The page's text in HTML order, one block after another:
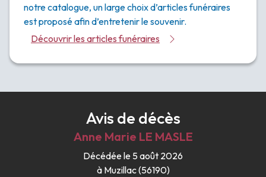
notre catalogue, un large choix d’articles funéraires
est proposé afin d’entretenir le souvenir.
Découvrir les articles funéraires
Avis de décès
Anne Marie LE MASLE
Décédée le 5 août 2026
à Muzillac (56190)